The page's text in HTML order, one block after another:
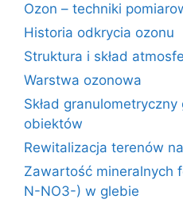
Ozon – techniki
Historia odkrycia ozonu
Struktura i skład
Warstwa ozonowa
Skład
obiektów
Rewitalizacja terenów
Zawartość mineralnych
N-NO3-) w glebie